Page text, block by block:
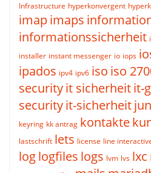
Infrastructure hyperkonvergent
imapimaps
informationssicherheit
installer instant messenger io iops
ipados ipv4 ipv6 iso iso
securityit sicherheitit-
securityit-sicherheit
keyring kk antrag kontakte
lastschrift lets license line
loglogfiles logs lvm lvs lxc